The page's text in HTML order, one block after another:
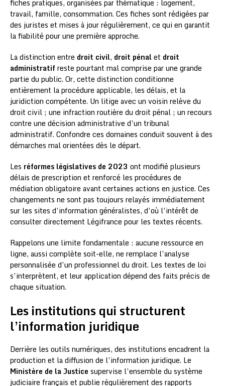
fiches pratiques, organisées par thématique : logement,
travail, famille, consommation. Ces fiches sont rédigées par
des juristes et mises à jour régulièrement, ce qui en garantit
la fiabilité pour une première approche.
La distinction entre droit civil, droit pénalet droit
administratif reste pourtant mal comprise par une grande
partie du public. Or, cette distinction conditionne
entièrement la procédure applicable, les délais, et la
juridiction compétente. Un litige avec un voisin relève du
droit civil ; une infraction routière du droit pénal ; un recours
contre une décision administrative d’un tribunal
administratif. Confondre ces domaines conduit souvent à des
démarches mal orientées dès le départ.
Les réformes législatives de 2023 ont modifié plusieurs
délais de prescription et renforcé les procédures de
médiation obligatoire avant certaines actions en justice. Ces
changements ne sont pas toujours relayés immédiatement
sur les sites d’information généralistes, d’où l’intérêt de
consulter directement Légifrance pour les textes récents.
Rappelons une limite fondamentale : aucune ressource en
ligne, aussi complète soit-elle, ne remplace l’analyse
personnalisée d’un professionnel du droit. Les textes de loi
s’interprètent, et leur application dépend des faits précis de
chaque situation.
Les institutions qui structurent
l’information juridique
Derrière les outils numériques, des institutions encadrent la
production et la diffusion de l’information juridique. Le
Ministère de la Justice supervise l’ensemble du système
judiciaire français et publie régulièrement des rapports